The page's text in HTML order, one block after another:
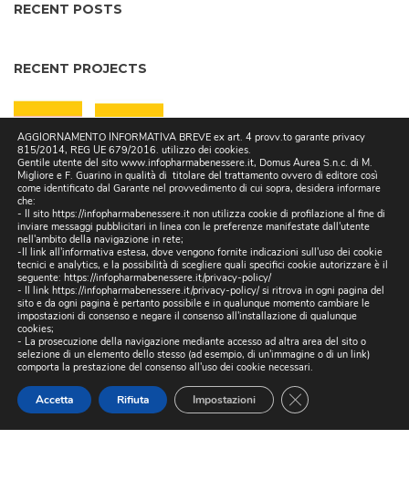
RECENT POSTS
RECENT PROJECTS
BLOG CATEGORIES
Nessuna categoria
2018 Domus Aurea S.n.c. di M. Migliore e F. Guarino | Sede Legale: Via
Madonelle n. 121, 80147 Napoli | P.IVA 07492280636 | pec:
AGGIORNAMENTO INFORMATIVA BREVE ex art. 4 provv.to garante privacy
815/2014, REG UE 679/2016. utilizzo dei cookies.
Gentile utente del sito www.infopharmabenessere.it, Domus Aurea S.n.c. di M.
Migliore e F. Guarino in qualità di titolare del trattamento ovvero di editore così
come identificato dal Garante nel provvedimento di cui sopra, desidera informare
che:
- Il sito https://infopharmabenessere.it non utilizza cookie di profilazione al fine di
inviare messaggi pubblicitari in linea con le preferenze manifestate dall'utente
nell'ambito della navigazione in rete;
-Il link all'informativa estesa, dove vengono fornite indicazioni sull'uso dei cookie
tecnici e analytics, e la possibilità di scegliere quali specifici cookie autorizzare è il
seguente: https://infopharmabenessere.it/privacy-policy/
- Il link https://infopharmabenessere.it/privacy-policy/ si ritrova in ogni pagina del
sito e da ogni pagina è pertanto possibile e in qualunque momento cambiare le
impostazioni di consenso e negare il consenso all'installazione di qualunque
cookies;
- La prosecuzione della navigazione mediante accesso ad altra area del sito o
selezione di un elemento dello stesso (ad esempio, di un'immagine o di un link)
comporta la prestazione del consenso all'uso dei cookie necessari.
Accetta Rifiuta Impostazioni Close GDPR